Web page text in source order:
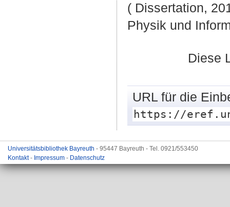
( Dissertation,
Physik und
Diese
URL für die
https://
Universitätsbibliothek Bayreuth - 95447 Bayreuth - Tel. 0921/553450
Kontakt- Impressum - Datenschutz